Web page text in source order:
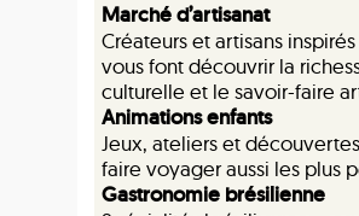
Marché d’artisanat
Créateurs et artisans
vous font découvrir la
culturelle et le savoir-faire
Animations enfants
Jeux, ateliers et
faire voyager aussi les plus
Gastronomie brésilienne